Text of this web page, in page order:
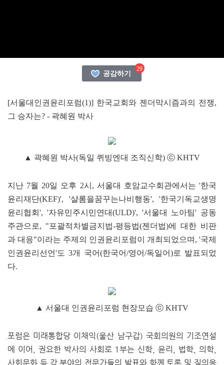
29
공감하기
[서울대인권윤리포럼(1)] 한국교회와 젠더막시즘과의 전쟁,
그 승자는? - 곽혜원 박사
▲ 곽혜원 박사(독일 퀴빙엔대 조직신학) ⓒ KHTV
지난 7월 20일 오후 2시, 서울대 호암교수회관에서는 '한국
윤리재단(KEF)', '샬롬을꿈꾸는나비행동', '한국기독교생명
윤리협회', '자유민주시민연대(ULD)', '서울대 노아팀' 공동
주관으로, "포괄적차별금지법-평등법(젠더법)에 대한 비판
과 대응"이라는 주제의 인권윤리포럼이 개최되었으며, '국제
인권윤리선언'도 3개 국어(한국어/영어/독일어)로 발표되었
다.
▲ 서울대 인권윤리포럼 현장모습 ⓒ KHTV
포럼은 미래통합당 이채익(울산 남구갑) 국회의원의 기조연설
에 이어, 권요한 박사의 사회로 1부는 신학, 윤리, 법학, 의학,
사회문화 등 각 분야의 전문가들의 발표와 함께 토론 및 질의응